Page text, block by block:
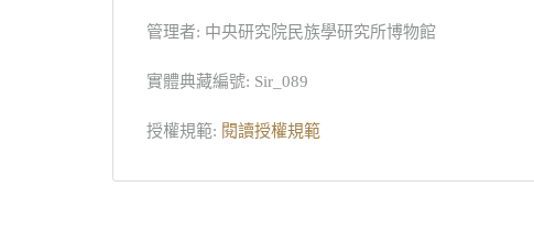
管理者: 中央研究院民族學研究所博物館
實體典藏編號: Sir_089
授權規範: 閱讀授權規範